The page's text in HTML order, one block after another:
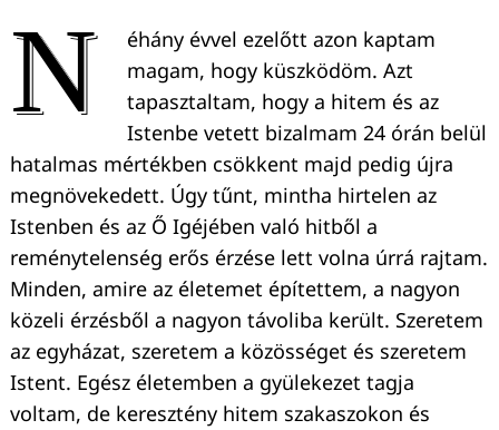
N
éhány évvel ezelőtt azon kaptam
magam, hogy küszködöm. Azt
tapasztaltam, hogy a hitem és az
Istenbe vetett bizalmam 24 órán belül
hatalmas mértékben csökkent majd pedig újra
megnövekedett. Úgy tűnt, mintha hirtelen az
Istenben és az Ő Igéjében való hitből a
reménytelenség erős érzése lett volna úrrá rajtam.
Minden, amire az életemet építettem, a nagyon
közeli érzésből a nagyon távoliba került. Szeretem
az egyházat, szeretem a közösséget és szeretem
Istent. Egész életemben a gyülekezet tagja
voltam, de keresztény hitem szakaszokon és